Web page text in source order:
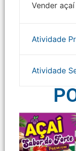
Vender
Atividade
Atividade